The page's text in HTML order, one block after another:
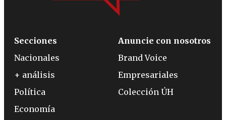
Secciones
Nacionales
+ análisis
Política
Economía
Anuncie con nosotros
Brand Voice
Empresariales
Colección ÚH